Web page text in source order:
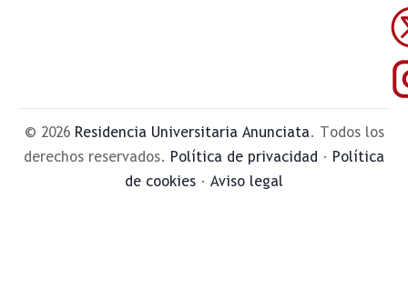
© 2026 Residencia Universitaria Anunciata. Todos los
derechos reservados. Política de privacidad · Política
de cookies · Aviso legal